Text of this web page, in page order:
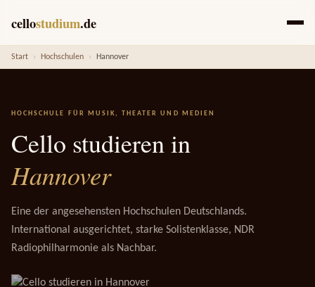
cellostudium.de
Start › Hochschulen › Hannover
HOCHSCHULE FÜR MUSIK, THEATER UND MEDIEN
Cello studieren in
Hannover
Eine der angesehensten Hochschulen Deutschlands.
International ausgerichtet, starke Solistenklasse, NDR
Radiophilharmonie als Nachbar.